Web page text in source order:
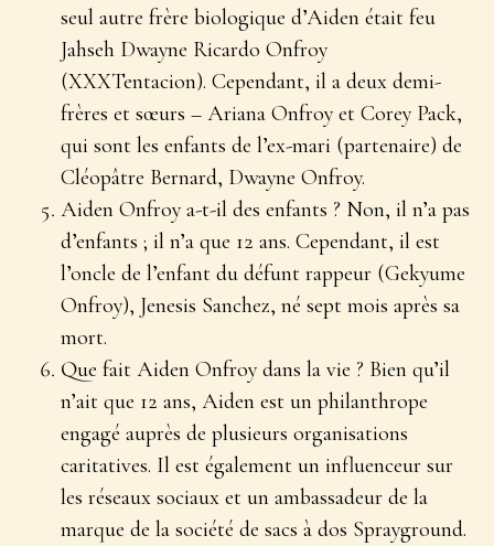
seul autre frère biologique d’Aiden était feu
Jahseh Dwayne Ricardo Onfroy
(XXXTentacion). Cependant, il a deux demi-
frères et sœurs – Ariana Onfroy et Corey Pack,
qui sont les enfants de l’ex-mari (partenaire) de
Cléopâtre Bernard, Dwayne Onfroy.
Aiden Onfroy a-t-il des enfants ? Non, il n’a pas
d’enfants ; il n’a que 12 ans. Cependant, il est
l’oncle de l’enfant du défunt rappeur (Gekyume
Onfroy), Jenesis Sanchez, né sept mois après sa
mort.
Que fait Aiden Onfroy dans la vie ? Bien qu’il
n’ait que 12 ans, Aiden est un philanthrope
engagé auprès de plusieurs organisations
caritatives. Il est également un influenceur sur
les réseaux sociaux et un ambassadeur de la
marque de la société de sacs à dos Sprayground.